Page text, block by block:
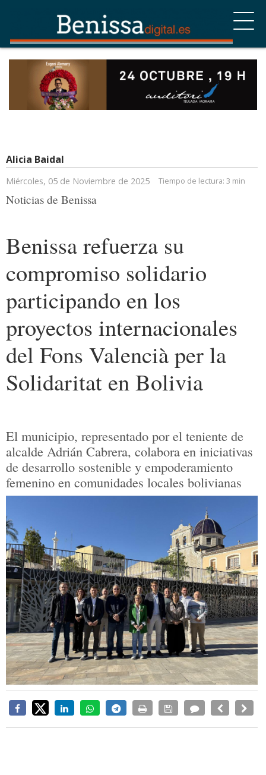
Alicia Baidal
Miércoles, 05 de Noviembre de 2025 Tiempo de lectura: 3 min
Noticias de Benissa
Benissa refuerza su
compromiso solidario
participando en los
proyectos internacionales
del Fons Valencià per la
Solidaritat en Bolivia
El municipio, representado por el teniente de
alcalde Adrián Cabrera, colabora en iniciativas
de desarrollo sostenible y empoderamiento
femenino en comunidades locales bolivianas